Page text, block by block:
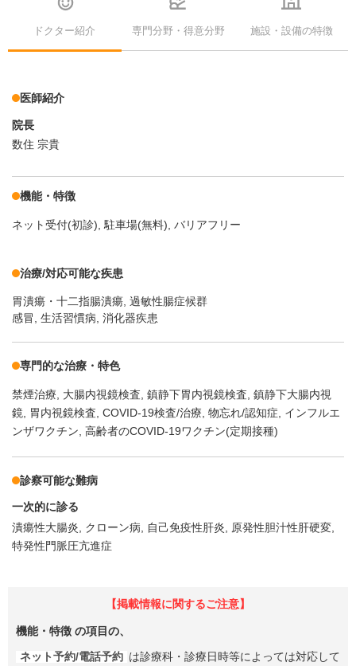
ドクター紹介 専門分野・得意分野 施設・設備の特徴
医師紹介
院長
数住 宗貴
機能・特徴
ネット受付(初診) 駐車場(無料) バリアフリー
治療/対応可能な疾患
胃潰瘍・十二指腸潰瘍 過敏性腸症候群
感冒, 生活習慣病, 消化器疾患
専門的な治療・特色
禁煙治療 大腸内視鏡検査 鎮静下胃内視鏡検査 鎮静下大腸内視
鏡
胃内視鏡検査 COVID-19検査/治療 物忘れ/認知症
インフルエ
ンザワクチン 高齢者のCOVID-19ワクチン(定期接種)
診察可能な難病
一次的に診る
潰瘍性大腸炎
クローン病 自己免疫性肝炎
原発性胆汁性肝硬変
特発性門脈圧亢進症
【掲載情報に関するご注意】
機能・特徴 の項目の、
ネット予約/電話予約 は診療科・診療日時等によっては対応して